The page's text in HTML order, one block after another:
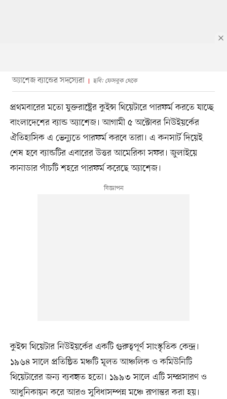
অ্যাশেজ ব্যান্ডের সদস্যেরা ছবি: ফেসবুক থেকে
প্রথমবারের মতো যুক্তরাষ্ট্রের কুইন্স থিয়েটারে পারফর্ম করতে যাচ্ছে
বাংলাদেশের ব্যান্ড অ্যাশেজ। আগামী ৫ অক্টোবর নিউইয়র্কের
ঐতিহাসিক এ ভেন্যুতে পারফর্ম করবে তারা। এ কনসার্ট দিয়েই
শেষ হবে ব্যান্ডটির এবারের উত্তর আমেরিকা সফর। জুলাইয়ে
কানাডার পাঁচটি শহরে পারফর্ম করেছে অ্যাশেজ।
কুইন্স থিয়েটার নিউইয়র্কের একটি গুরুত্বপূর্ণ সাংস্কৃতিক কেন্দ্র।
১৯৬৪ সালে প্রতিষ্ঠিত মঞ্চটি মূলত আঞ্চলিক ও কমিউনিটি
থিয়েটারের জন্য ব্যবহৃত হতো। ১৯৯৩ সালে এটি সম্প্রসারণ ও
আধুনিকায়ন করে আরও সুবিধাসম্পন্ন মঞ্চে রূপান্তর করা হয়।